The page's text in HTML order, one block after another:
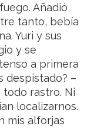
Añadió
tanto, bebía
Yuri y sus
y se
a primera
despistado? –
todo rastro. Ni
localizarnos.
mis alforjas